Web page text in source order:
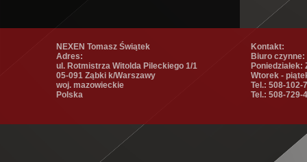
NEXEN Tomasz Świątek
Adres:
ul. Rotmistrza Witolda Pileckiego 1/1
05-091 Ząbki k/Warszawy
woj. mazowieckie
Polska
Kontakt:
Biuro czynne:
Poniedziałek:
Wtorek -
Tel.: 508-102-
Tel.: 508-729-